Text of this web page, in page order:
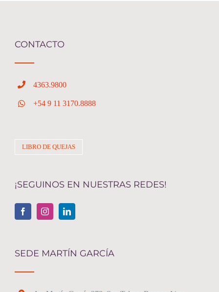
CONTACTO
4363.9800
+54 9 11 3170.8888
LIBRO DE QUEJAS
¡SEGUINOS EN NUESTRAS REDES!
SEDE MARTÍN GARCÍA